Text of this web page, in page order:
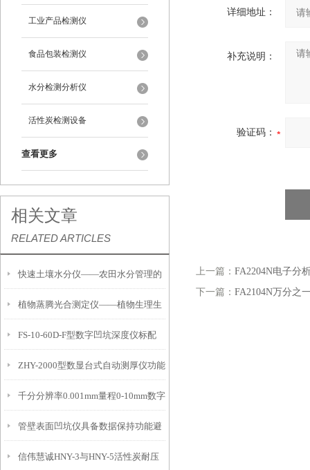
工业产品检测仪
食品包装检测仪
水分检测分析仪
活性炭检测设备
查看更多
相关文章
RELATED ARTICLES
快速土壤水分仪——农田水分管理的
便携式检测工具
植物蒸腾光合测定仪——植物生理生
态的实时监测设备
FS-10-60D-F型数字凹坑深度仪标配
IP54级表头分辨率0.01mm量程
10mm！
ZHY-2000型数显台式自动测厚仪功能
特点
千分分辨率0.001mm量程0-10mm数字
埋头度仪技术参数！
管壁表面凹坑仪具备数据保持功能避
免测试过程中测针移动导致数据变动
信伟慧诚HNY-3与HNY-5活性炭耐压
详细地址：
补充说明：
验证码：
上一篇： FA2204N电子分
下一篇： FA2104N万分之